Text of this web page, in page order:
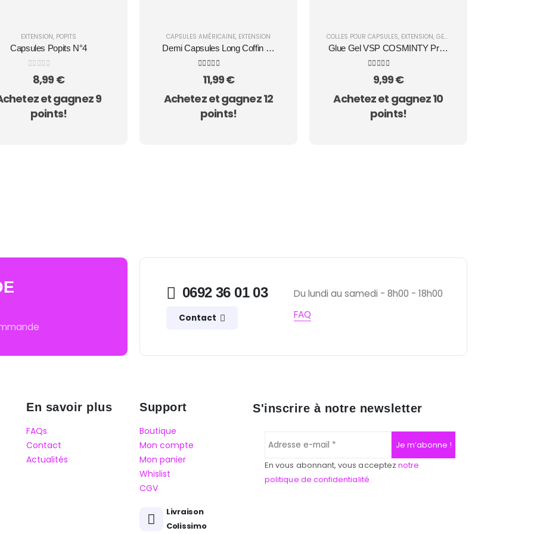
EXTENSION, POPITS
Capsules Popits N°4
sur 5
8,99 €
et gagnez 9
points!
CAPSULES AMÉRICAINE, EXTENSION
Demi Capsules Long Coffin C-
Curve Soft Gel Tips | La Réunion
5.00 sur 5
11,99€
Achetez et gagnez 12
points!
COLLES POUR CAPSULES, EXTENSION, GELS À EFFETS SPÉCIAUX
Glue Gel VSP COSMINTY Pro -
Fixation Capsules Américaines
5.00 sur 5
9,99€
Achetez et gagnez 10
points!
0692 36 01 03
Contact
Du lundi au samedi - 8h00 - 18h00
FAQ
En savoir plus
FAQs
Contact
Actualités
Support
Boutique
Mon compte
Mon panier
Whislist
CGV
Livraison
Colissimo
S'inscrire à notre newsletter
En vous abonnant, vous accepteznotre
politique de confidentialité